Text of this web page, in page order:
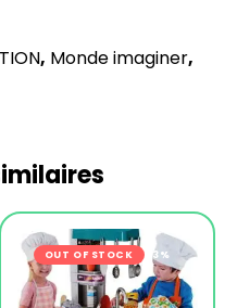
, Monde imaginer,
OUT OF STOCK -33%